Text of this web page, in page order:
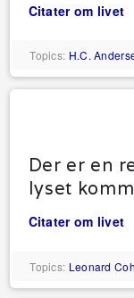
Citater om livet
Topics: H.C.
Der er en
lyset
Citater om livet
Topics: Leonard